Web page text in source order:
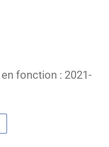
en fonction : 2021-